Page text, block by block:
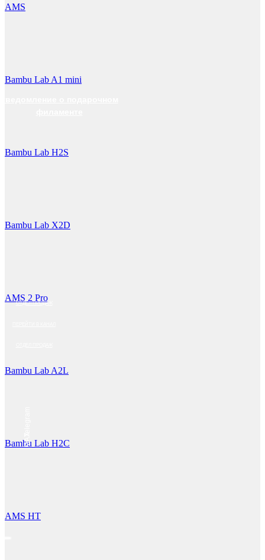
ОТДЕЛ ПРОДАЖ
MAX
AMS
Bambu Lab A1 mini
Bambu Lab H2S
Bambu Lab X2D
AMS 2 Pro
Bambu Lab A2L
Bambu Lab H2C
AMS HT